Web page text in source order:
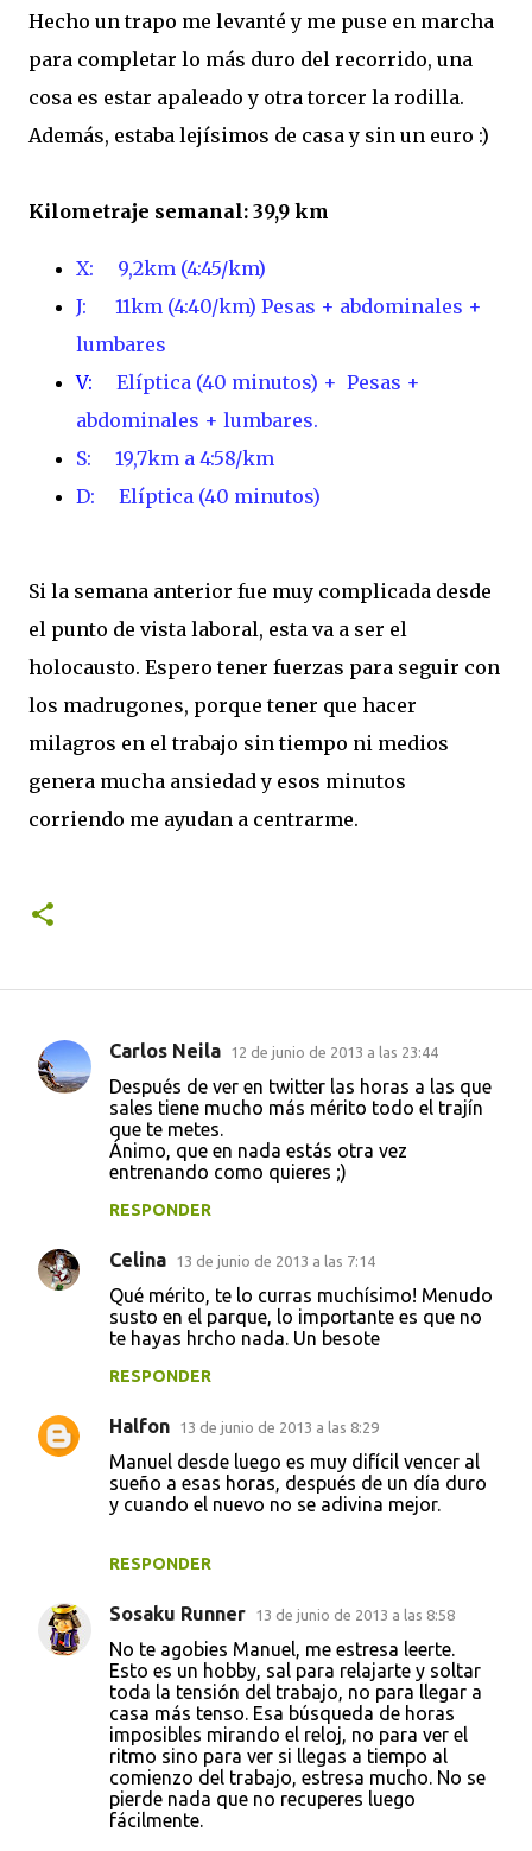
Hecho un trapo me levanté y me puse en marcha
para completar lo más duro del recorrido, una
cosa es estar apaleado y otra torcer la rodilla.
Además, estaba lejísimos de casa y sin un euro :)
Kilometraje semanal: 39,9 km
X: 9,2km (4:45/km)
J: 11km (4:40/km) Pesas + abdominales +
lumbares
V:
Elíptica (40 minutos) + Pesas +
abdominales + lumbares.
S: 19,7km a 4:58/km
D: Elíptica (40 minutos)
Si la semana anterior fue muy complicada desde
el punto de vista laboral, esta va a ser el
holocausto. Espero tener fuerzas para seguir con
los madrugones, porque tener que hacer
milagros en el trabajo sin tiempo ni medios
genera mucha ansiedad y esos minutos
corriendo me ayudan a centrarme.
C
a
Carlos Neila 12 de junio de 2013 a las 23:44
Después de ver en twitter las horas a las que
sales tiene mucho más mérito todo el trajín
que te metes.
Ánimo, que en nada estás otra vez
entrenando como quieres ;)
RESPONDER
Celina 13 de junio de 2013 a las 7:14
Qué mérito, te lo curras muchísimo! Menudo
susto en el parque, lo importante es que no
te hayas hrcho nada. Un besote
RESPONDER
Halfon 13 de junio de 2013 a las 8:29
Manuel desde luego es muy difícil vencer al
sueño a esas horas, después de un día duro
y cuando el nuevo no se adivina mejor.
RESPONDER
Sosaku Runner 13 de junio de 2013 a las 8:58
No te agobies Manuel, me estresa leerte.
Esto es un hobby, sal para relajarte y soltar
toda la tensión del trabajo, no para llegar a
casa más tenso. Esa búsqueda de horas
imposibles mirando el reloj, no para ver el
ritmo sino para ver si llegas a tiempo al
comienzo del trabajo, estresa mucho. No se
pierde nada que no recuperes luego
fácilmente.